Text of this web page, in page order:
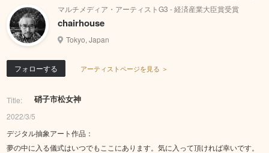
マルチメディア・アーティストG3 - 経済産業大臣賞受賞
chairhouse
Tokyo, Japan
フォローする アーティストページを見る ＞
Title: 硝子市松女神
2022/3/5
デジタル抽象アート作品：
夢の中に入る儀式はいつでもここにあります。気に入って頂ければ幸いです。